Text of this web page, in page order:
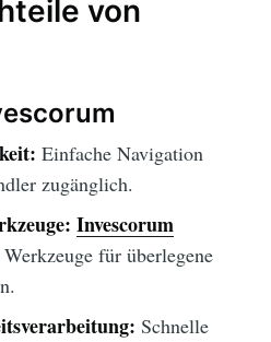
von
Einfache Navigation
zugänglich.
Invescorum
für überlegene
Schnelle